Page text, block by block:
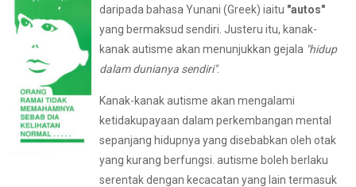
daripada bahasa Yunani (Greek) iaitu "autos"
yang bermaksud sendiri. Justeru itu, kanak-
kanak autisme akan menunjukkan gejala "hidup
dalam dunianya sendiri".
Kanak-kanak autisme akan mengalami
ketidakupayaan dalam perkembangan mental
sepanjang hidupnya yang disebabkan oleh otak
yang kurang berfungsi. autisme boleh berlaku
serentak dengan kecacatan yang lain termasuk